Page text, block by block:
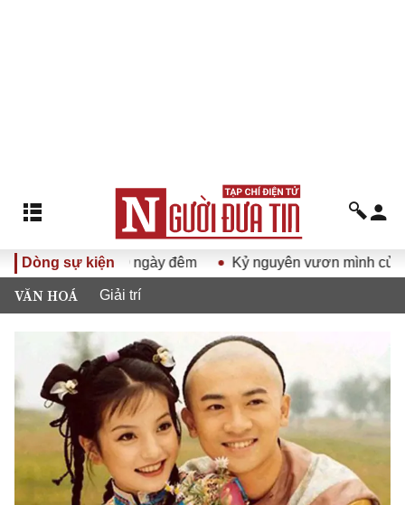
Dòng sự kiện
dịch 500 ngày đêm Kỷ nguyên vươn mình của dân tộc
VĂN HOÁ Giải trí